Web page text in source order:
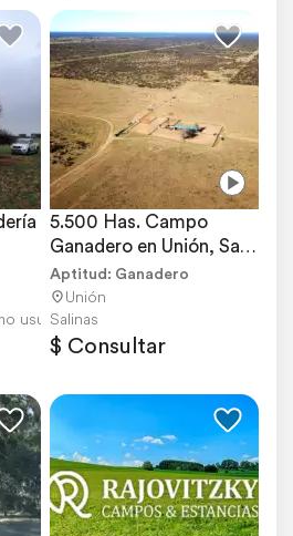
usuario
5.500 Has. Campo
Ganadero en Unión, San
Luis
Aptitud: Ganadero
Unión
Salinas
$ Consultar